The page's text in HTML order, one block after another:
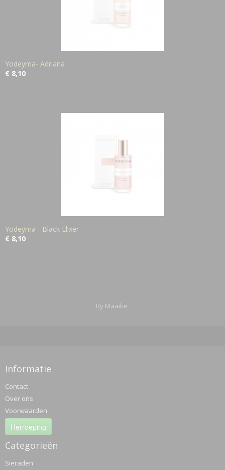
Yodeyma- Adriana
€ 8,10
Yodeyma - Black Elixer
€ 8,10
By Maaike
Informatie
Contact
Over ons
Voorwaarden
Herroeping
Categorieën
Sieraden